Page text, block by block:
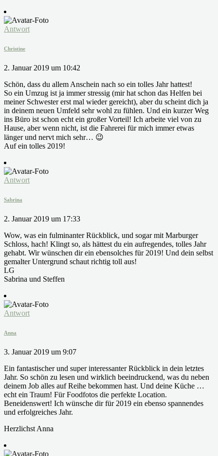
Antwort
Christine
2. Januar 2019 um 10:42
Schön, dass du allem Anschein nach so ein tolles Jahr hattest!
So ein Umzug ist ja immer stressig (mir hat schon das Helfen bei
meiner Schwester erst mal wieder gereicht), aber du scheint dich ja
in deinem neuen Umfeld sehr wohl zu fühlen. Und ein kurzer Weg
ins Büro ist schon echt ein großer Vorteil! Ich arbeite viel von zu
Hause, aber wenn nicht, ist die Fahrerei für mich immer etwas
länger und nervt mich sehr… 😉
Auf ein tolles 2019!
Antwort
Sabrina
2. Januar 2019 um 17:33
Wow, was ein fulminanter Rückblick, und sogar mit Marburger
Schloss, hach! Klingt so, als hättest du ein aufregendes, tolles Jahr
gehabt. Wir wünschen dir ein ebensolches für 2019! Und dein selbst
gemalter Untergrund schaut richtig toll aus!
LG
Sabrina und Steffen
Antwort
Anna
3. Januar 2019 um 9:07
Ein fantastischer und super interessanter Rückblick in dein letztes
Jahr. So schön zu lesen und wirklich beeindruckend, was du neben
deinem Job alles auf Reihe bekommen hast. Und deine Küche …
echt ein Traum! Für Foodfotos die perfekte Location.
Beneidenswert! Ich wünsche dir für 2019 ein ebenso spannendes
und erfolgreiches Jahr.
Herzlichst Anna